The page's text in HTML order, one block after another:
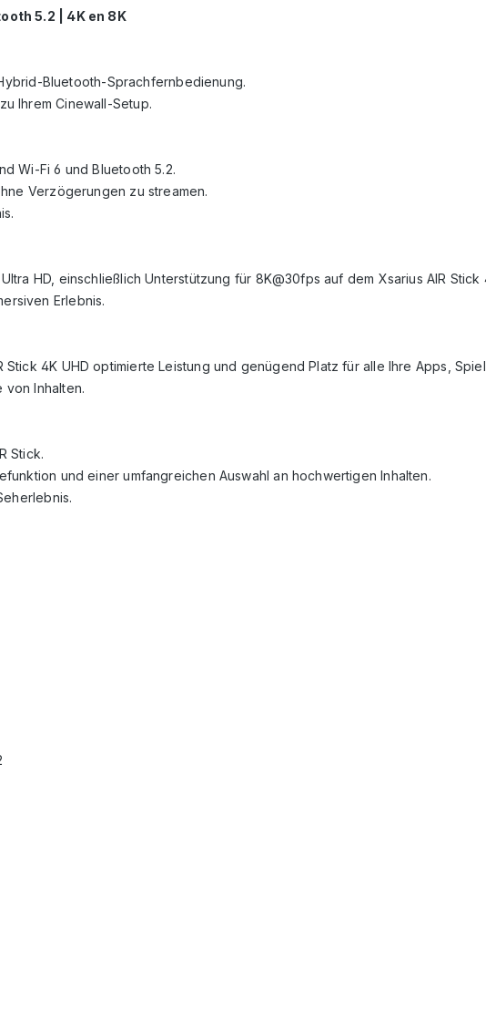
5.2 | 4K en 8K
Bluetooth-Sprachfernbedienung.
Ihrem Cinewall-Setup.
Wi-Fi 6 und Bluetooth 5.2.
Verzögerungen zu streamen.
HD, einschließlich Unterstützung für 8K@30fps auf dem Xsarius AIR Stick
Erlebnis.
Stick 4K UHD optimierte Leistung und genügend Platz für alle Ihre Apps,
Inhalten.
Stick.
und einer umfangreichen Auswahl an hochwertigen Inhalten.